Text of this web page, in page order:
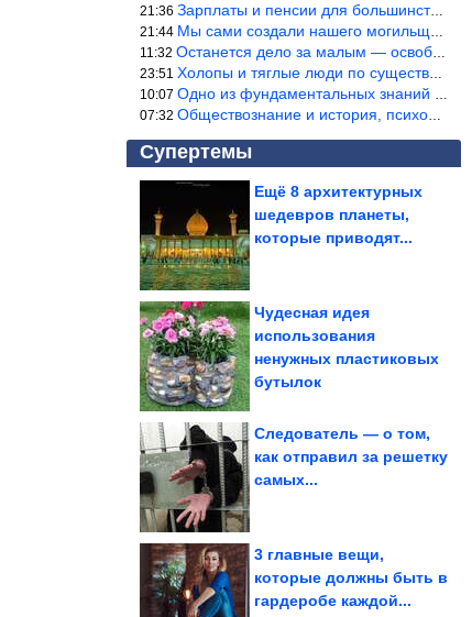
21:36 Зарплаты и пенсии для большинства населения в регионах нищенские
21:44 Мы сами создали нашего могильщика, это ИИ. Он нас и похоронит. М
11:32 Останется дело за малым — освободить планету Земля от глупого ви
23:51 Холопы и тяглые люди по существу одно и тоже. Буржуи и холопы сн
10:07 Одно из фундаментальных знаний правды — знание оптимума производ
07:32 Обществознание и история, психология, этика и т.д. относятся к н
Супертемы
В Подмосковье убили и
конкурса...
Ещё 8 архитектурных
шедевров планеты,
которые приводят...
Чудесная идея
использования
ненужных пластиковых
бутылок
Следователь — о том,
как отправил за решетку
самых...
Отличная идея из
салфетки
3 главные вещи,
которые должны быть в
гардеробе каждой...